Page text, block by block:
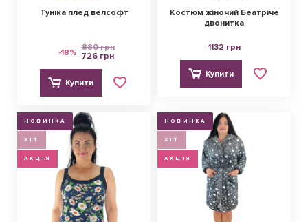
Туніка плед велсофт
-18% 880 грн
726 грн
Купити
Костюм жіночий Беатріче
двонитка
1132 грн
Купити
НОВИНКА
ХІТ
АКЦІЯ
НОВИНКА
ХІТ
АКЦІЯ